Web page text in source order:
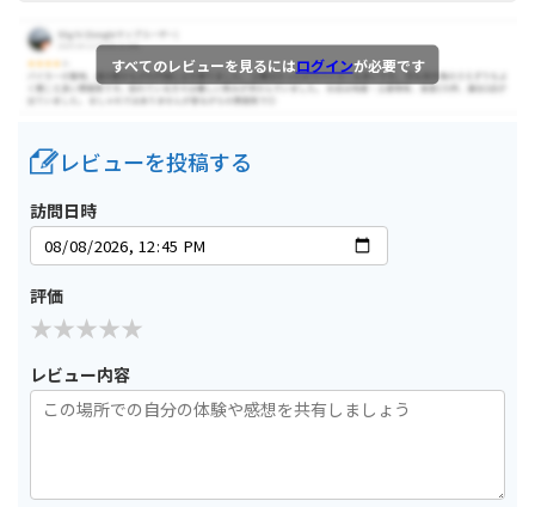
すべてのレビューを見るにはログインが必要です
レビューを投稿する
訪問日時
評価
レビュー内容